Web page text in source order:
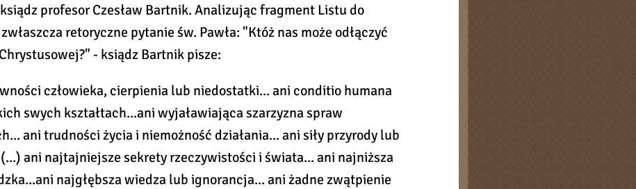
profesor Czesław Bartnik. Analizując fragment Listu do
retoryczne pytanie św. Pawła: "Któż nas może odłączyć
- ksiądz Bartnik pisze:
człowieka, cierpienia lub niedostatki... ani conditio humana
swych kształtach...ani wyjaławiająca szarzyzna spraw
ani trudności życia i niemożność działania... ani siły przyrody lub
ani najtajniejsze sekrety rzeczywistości i świata... ani najniższa
najgłębsza wiedza lub ignorancja... ani żadne zwątpienie